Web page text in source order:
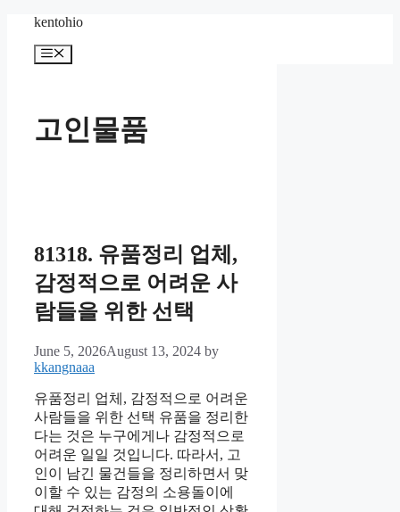
content
kentohio
Menu
고인물품
81318. 유품정리 업체,
감정적으로 어려운 사
람들을 위한 선택
June 5, 2026August 13, 2024 by
kkangnaaa
유품정리 업체, 감정적으로 어려운
사람들을 위한 선택 유품을 정리한
다는 것은 누구에게나 감정적으로
어려운 일일 것입니다. 따라서, 고
인이 남긴 물건들을 정리하면서 맞
이할 수 있는 감정의 소용돌이에